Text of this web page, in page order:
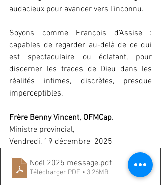
audacieux pour avancer vers l’inconnu.
Soyons comme François d’Assise :
capables de regarder au-delà de ce qui
est spectaculaire ou éclatant, pour
discerner les traces de Dieu dans les
réalités infimes, discrètes, presque
imperceptibles.
Frère Benny Vincent, OFMCap.
Ministre provincial,
Vendredi, 19 décembre  2025
Noël 2025 message.pdf
Télécharger PDF • 3.26MB